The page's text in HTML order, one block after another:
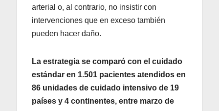
arterial o, al contrario, no insistir con
intervenciones que en exceso también
pueden hacer daño.
La estrategia se comparó con el cuidado
estándar en 1.501 pacientes atendidos en
86 unidades de cuidado intensivo de 19
países y 4 continentes, entre marzo de